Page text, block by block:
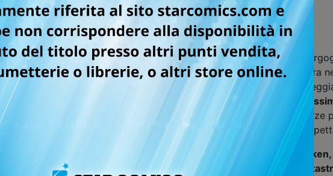
04/03/2026
online, il primo e atteso volume diKRAKEN MARE. Star Comics è
la prima volta due mangaka europei serializzare la propria opera
del calibro di HEAVENLY DELUSION . Lo
Crusades ), noto con il nome d'arte IZU, e il disegnatore italiano
,
), conosciuto anche come Hagane, uniscono le forze
una narrazione mozzafiato e una rappresentazione visiva
e quasi annientata dal
risveglio di un mostro primordiale, il Kraken,
del buco nero in cui giaceva sopito. Dopo questo evento